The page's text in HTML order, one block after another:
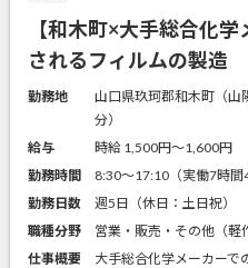
【和木町×大手総合化
されるフィルムの製造
勤務地
山口県玖珂郡和木町（山
分）
給与
時給 1,500円〜1,600円
勤務時間
8:30～17:10（実働7時間
勤務日数
週5日（休日：土日祝）
職種分野
営業・販売・その他（軽
仕事概要
大手総合化学メーカーで